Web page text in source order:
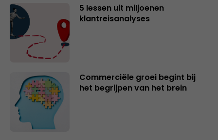
5 lessen uit miljoenen
klantreisanalyses
Commerciële groei begint bij
het begrijpen van het brein